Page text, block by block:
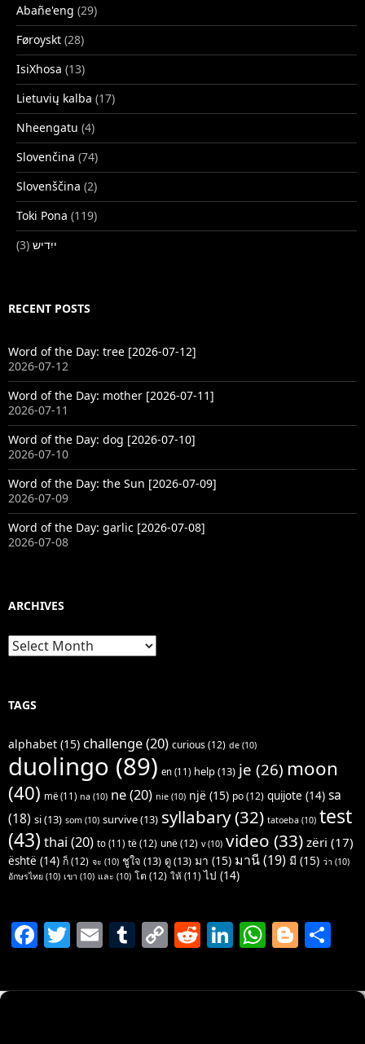
Abañe'eng (29)
Føroyskt (28)
IsiXhosa (13)
Lietuvių kalba (17)
Nheengatu (4)
Slovenčina (74)
Slovenščina (2)
Toki Pona (119)
ייִדיש (3)
RECENT POSTS
Word of the Day: tree [2026-07-12]
2026-07-12
Word of the Day: mother [2026-07-11]
2026-07-11
Word of the Day: dog [2026-07-10]
2026-07-10
Word of the Day: the Sun [2026-07-09]
2026-07-09
Word of the Day: garlic [2026-07-08]
2026-07-08
ARCHIVES
Archives
TAGS
alphabet (15) challenge(20) curious(12) de (10)
duolingo (89) en (11) help(13) je (26) moon
(40) më (11) na (10) ne(20) nie (10) një (15) po(12) quijote (14) sa
(18) si(13) som (10) survive(13) syllabary(32) tatoeba (10) test
(43) thai (20) to (11) të(12) unë(12) v(10) video (33) zëri (17)
është (14) ก็(12) จะ (10) ชูใจ (13) ดู(13) มา (15) มานี(19) มี (15) ว่า (10)
อักษรไทย (10) เขา (10) และ (10) โต (12) ให้ (11) ไป (14)
F
c
T
itt
E
ai
T
m
C
p
R
d
Li
k
W
at
Bl
g ar